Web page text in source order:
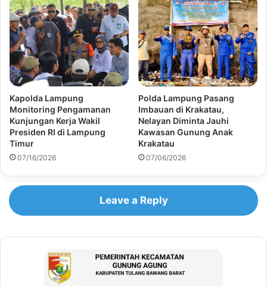
Kapolda Lampung
Monitoring Pengamanan
Kunjungan Kerja Wakil
Presiden RI di Lampung
Timur
07/16/2026
Polda Lampung Pasang
Imbauan di Krakatau,
Nelayan Diminta Jauhi
Kawasan Gunung Anak
Krakatau
07/06/2026
Leave a Reply